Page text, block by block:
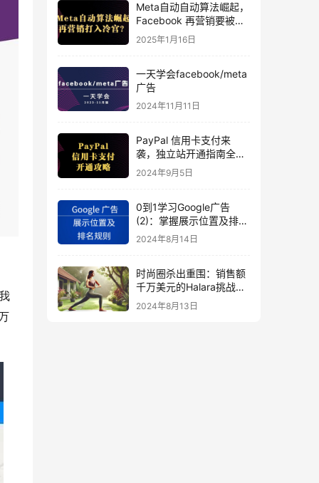
Meta自动自动算法崛起，
Facebook 再营销要被打
入冷宫？
2025年1月16日
一天学会facebook/meta
广告
2024年11月11日
PayPal 信用卡支付来
袭，独立站开通指南全揭
秘
2024年9月5日
0到1学习Google广告
(2)：掌握展示位置及排名
规则
2024年8月14日
时尚圈杀出重围：销售额
千万美元的Halara挑战
SHEIN成新时尚巨头
（上）
2024年8月13日